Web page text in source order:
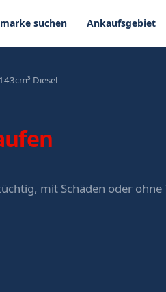
suchen Ankaufsgebiet
Diesel
mit Schäden oder ohne